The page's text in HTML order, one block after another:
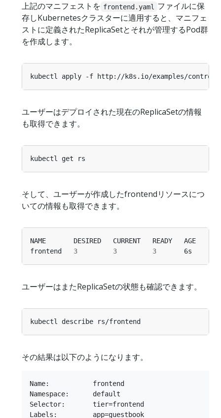
上記のマニフェストを frontend.yaml
ファイルに保
存しKubernetesクラスターに適用すると、マニフェ
ストに定義されたReplicaSetとそれが管理するPod群
を作成します。
ユーザーはデプロイされた現在のReplicaSetの情報
も取得できます。
そして、ユーザーが作成したfrontendリソースにつ
いての情報も取得できます。
frontend 3 3 3
ユーザーはまたReplicaSetの状態も確認できます。
その結果は以下のようになります。
Name:		frontend
Namespace:	default
Selector:	tier=frontend
Labels:		app=guestbook